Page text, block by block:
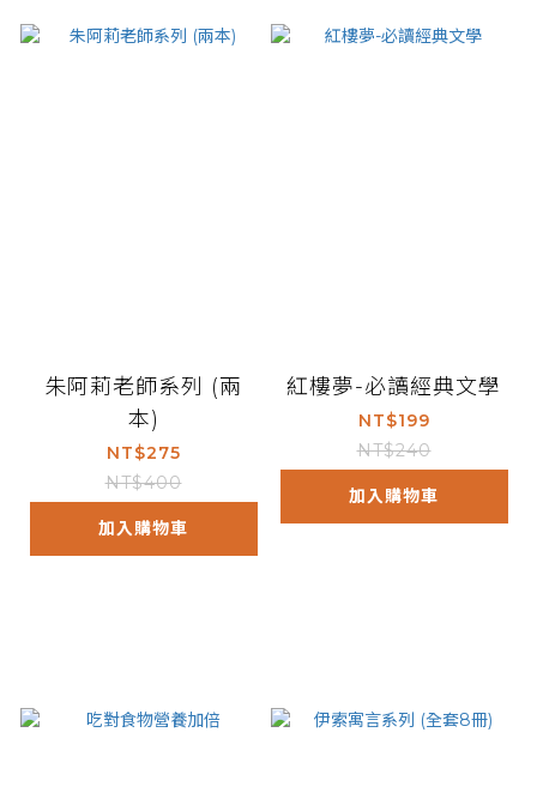
朱阿莉老師系列 (兩
本)
NT$275
NT$400
加入購物車
紅樓夢-必讀經典文學
NT$199
NT$240
加入購物車